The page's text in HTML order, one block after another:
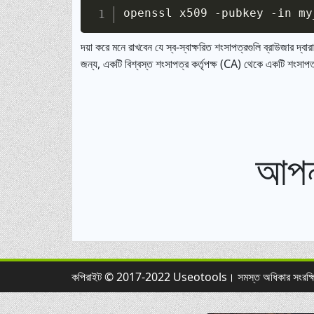
দয়া করে মনে রাখবেন যে স্ব-স্বাক্ষরিত শংসাপত্রগুলি ব্রাউজার
জন্য, একটি বিশ্বস্ত শংসাপত্র কর্তৃপক্ষ (CA) থেকে একটি
কপিরাইট © 2017-2022 Useotools। সমস্ত অধিকার